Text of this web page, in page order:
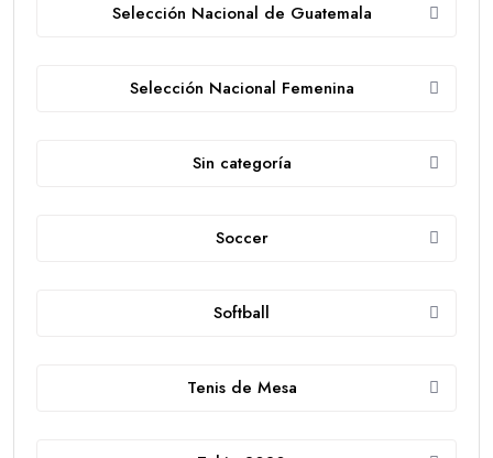
Selección Nacional de Guatemala
Selección Nacional Femenina
Sin categoría
Soccer
Softball
Tenis de Mesa